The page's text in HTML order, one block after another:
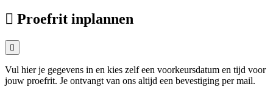
Proefrit inplannen
Vul hier je gegevens in en kies zelf een voorkeursdatum en tijd voor
jouw proefrit. Je ontvangt van ons altijd een bevestiging per mail.